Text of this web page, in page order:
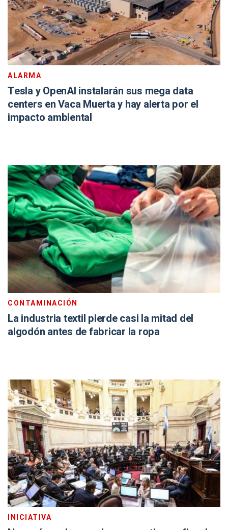
ALARMA
Tesla y OpenAI instalarán sus mega data
centers en Vaca Muerta y hay alerta por el
impacto ambiental
CONTAMINACIÓN
La industria textil pierde casi la mitad del
algodón antes de fabricar la ropa
INICIATIVA